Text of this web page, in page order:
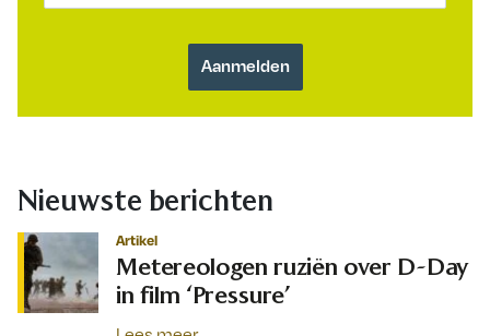
Nieuwste berichten
Artikel
Metereologen ruziën over D-Day
in film ‘Pressure’